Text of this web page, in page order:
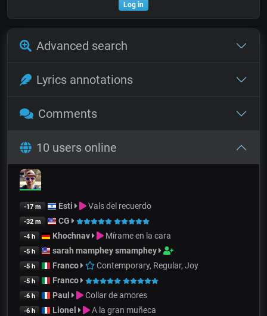
Log in
Advanced search
Lyrics annotations
Comments
10 users online
-17 m Esti Vals del recuerdo
-32 m CG
-4 h Khochnav Mírame en la cara
-5 h sarah mamphey smamphey
-5 h Franco Contemporary, Regular, Joy
-5 h Franco
-6 h Paul Collar de amores
-6 h Lionel A la gran muñeca